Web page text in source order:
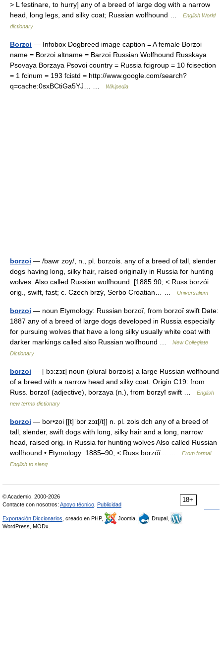
> L festinare, to hurry] any of a breed of large dog with a narrow
head, long legs, and silky coat; Russian wolfhound …
English World
dictionary
Borzoi — Infobox Dogbreed image caption = A female Borzoi
name = Borzoi altname = Barzoï Russian Wolfhound Russkaya
Psovaya Borzaya Psovoi country = Russia fcigroup = 10 fcisection
= 1 fcinum = 193 fcistd = http://www.google.com/search?
q=cache:0sxBCtiGa5YJ… …
Wikipedia
borzoi — /bawr zoy/, n., pl. borzois. any of a breed of tall, slender
dogs having long, silky hair, raised originally in Russia for hunting
wolves. Also called Russian wolfhound. [1885 90; < Russ borzói
orig., swift, fast; c. Czech brzý, Serbo Croatian… …
Universalium
borzoi — noun Etymology: Russian borzoĭ, from borzoĭ swift Date:
1887 any of a breed of large dogs developed in Russia especially
for pursuing wolves that have a long silky usually white coat with
darker markings called also Russian wolfhound …
New Collegiate
Dictionary
borzoi — [ bɔ:zɔɪ] noun (plural borzois) a large Russian wolfhound
of a breed with a narrow head and silky coat. Origin C19: from
Russ. borzoĭ (adjective), borzaya (n.), from borzyĭ swift …
English
new terms dictionary
borzoi — bor•zoi [[t]ˈbɔr zɔɪ[/t]] n. pl. zois dch any of a breed of
tall, slender, swift dogs with long, silky hair and a long, narrow
head, raised orig. in Russia for hunting wolves Also called Russian
wolfhound • Etymology: 1885–90; < Russ borzóǐ… …
From formal
English to slang
18+
© Academic, 2000-2026
Contacte con nosotros: Apoyo técnico Publicidad
Exportación Diccionarios , creado en PHP, Joomla,
Drupal,
WordPress, MODx.